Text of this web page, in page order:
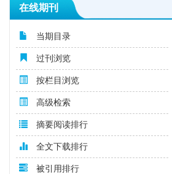
在线期刊
当期目录
过刊浏览
按栏目浏览
高级检索
摘要阅读排行
全文下载排行
被引用排行